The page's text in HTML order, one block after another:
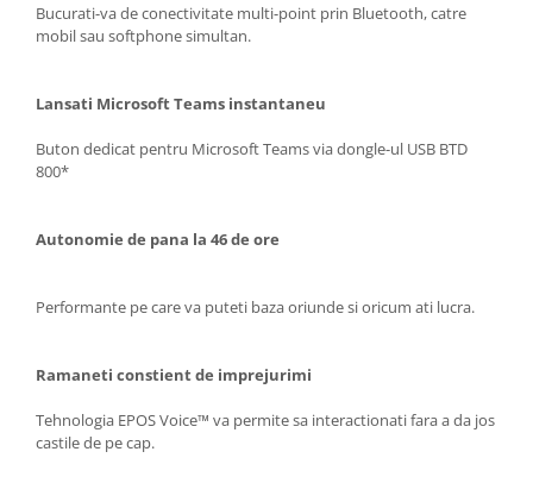
Bucurati-va de conectivitate multi-point prin Bluetooth, catre
mobil sau softphone simultan.
Lansati Microsoft Teams instantaneu
Buton dedicat pentru Microsoft Teams via dongle-ul USB BTD
800*
Autonomie de pana la 46 de ore
Performante pe care va puteti baza oriunde si oricum ati lucra.
Ramaneti constient de imprejurimi
Tehnologia EPOS Voice™ va permite sa interactionati fara a da jos
castile de pe cap.